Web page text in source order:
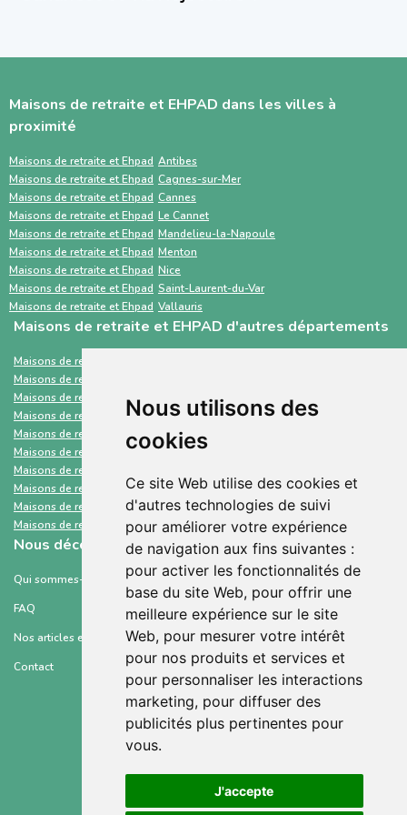
Nous utilisons des
cookies
Ce site Web utilise des cookies et
d'autres technologies de suivi
pour améliorer votre expérience
de navigation aux fins suivantes :
pour activer les fonctionnalités de
base du site Web, pour offrir une
meilleure expérience sur le site
Web, pour mesurer votre intérêt
pour nos produits et services et
pour personnaliser les interactions
marketing, pour diffuser des
publicités plus pertinentes pour
vous.
J'accepte
facilitent une transition en douceur.
Sahanest ou contacter directement les
utilisé par les hôpitaux et les médecins pour
parallèle avec des services comme Sahanest
permet souvent un gain de temps et un
meilleur accompagnement.
pour simplifier la recherche de solutions
un accompagnement humain, des outils
personnalisés et des services
complémentaires. À l’inverse, ViaTrajectoire
est un service public gratuit, destiné
principalement aux professionnels de santé,
centré sur les demandes d’admission en
établissements médico-sociaux via un dossier
standardisé.
Maisons de retraite et EHPAD dans les villes à
proximité
Maisons de retraite et Ehpad Antibes
Maisons de retraite et Ehpad Cagnes-sur-Mer
Maisons de retraite et Ehpad Cannes
Maisons de retraite et Ehpad Le Cannet
Maisons de retraite et Ehpad Mandelieu-la-Napoule
Maisons de retraite et Ehpad Menton
Maisons de retraite et Ehpad Nice
Maisons de retraite et Ehpad Saint-Laurent-du-Var
Maisons de retraite et Ehpad Vallauris
Maisons de retraite et EHPAD d'autres départements
Maisons de retraite et Ehpad
Maisons de retraite et Ehpad
Maisons de retraite et Ehpad
Haute-Vienne
Maisons de retraite et Ehpad Ain
Maisons de retraite et Ehpad Ille-et-Vilaine
Maisons de retraite et Ehpad Drôme
Maisons de retraite et Ehpad
Maisons de retraite et Ehpad Loiret
Maisons de retraite et Ehpad Allier
Maisons de retraite et Ehpad Loire-Atlantique
Nous découvrir
Qui sommes-nous ?
FAQ
Nos articles et ressources
Contact
Conditions générales d’utilisation
Mentions légales